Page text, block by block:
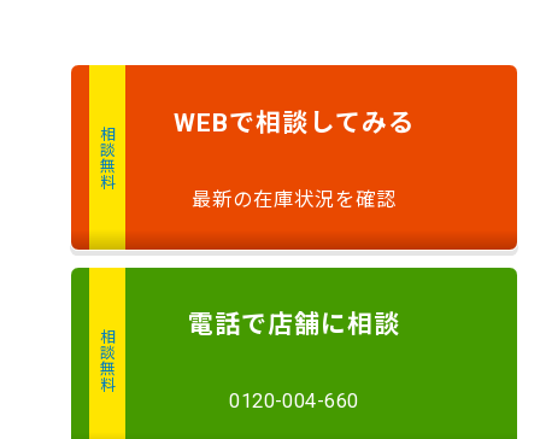
相談無料
WEBで相談 してみる
最新の在庫状況を確認
相談無料
電話で店舗に相談
0120-004-660